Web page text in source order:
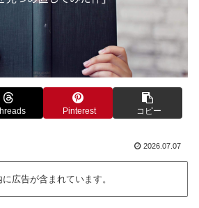
Pinterest コピー
2026.07.07
広告が含まれています。